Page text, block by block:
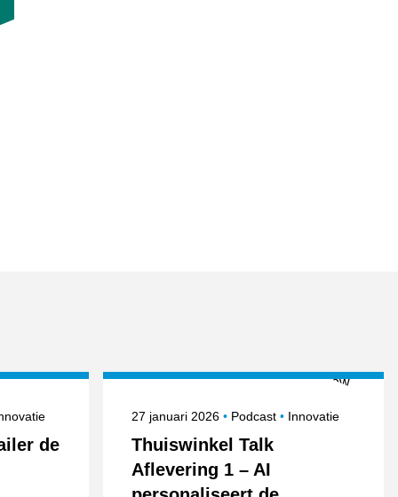
de
Thuiswinkel Talk
Aflevering 1 – AI
Gepubliceerd op
27 januari 2026 Podcast Onderwerpen
Innovatie